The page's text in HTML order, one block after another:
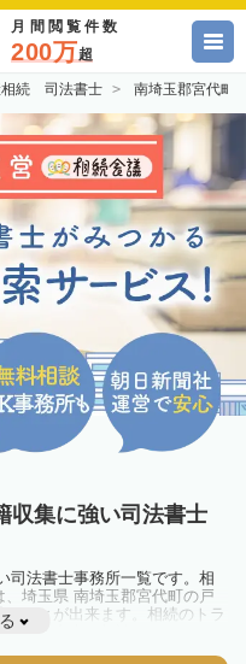
月間閲覧件数
200万超
続 司法書士 南埼玉郡宮代
収集に強い司法書士
司法書士事務所一覧です。相
埼玉県 南埼玉郡宮代町の戸
ことが出来ます。相続のトラ
司法書士に相談してみましょ